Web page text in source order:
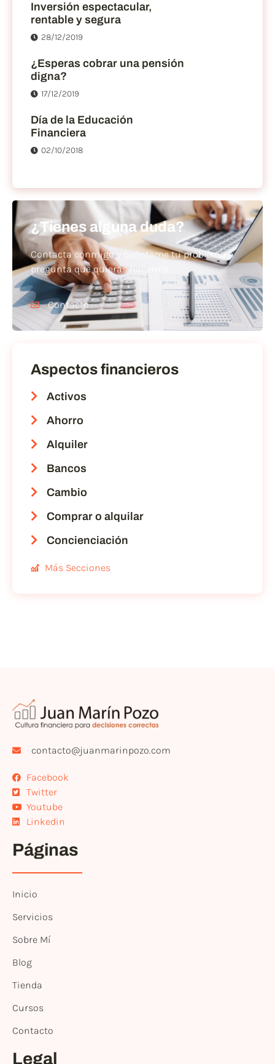
Inversión espectacular,
rentable y segura
28/12/2019
¿Esperas cobrar una pensión
digna?
17/12/2019
Día de la Educación
Financiera
02/10/2018
¿Tienes alguna duda?
Contacta conmigo y cuéntame tu problema o
pregunta que quieras hacerme
Contacto
Aspectos financieros
Activos
Ahorro
Alquiler
Bancos
Cambio
Comprar o alquilar
Concienciación
Más Secciones
contacto@juanmarinpozo.com
Facebook
Twitter
Youtube
Linkedin
Páginas
Inicio
Servicios
Sobre Mí
Blog
Tienda
Cursos
Contacto
Legal